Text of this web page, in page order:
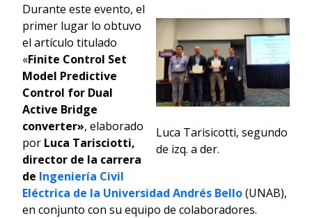
Luca Tarisicotti, segundo
de izq. a der.
Durante este evento, el
primer lugar lo obtuvo
el artículo titulado
«Finite Control Set
Model Predictive
Control for Dual
Active Bridge
converter», elaborado
por Luca Tarisciotti,
director de la carrera
de Ingeniería Civil
Eléctrica de la Universidad Andrés Bello(UNAB),
en conjunto con su equipo de colaboradores.